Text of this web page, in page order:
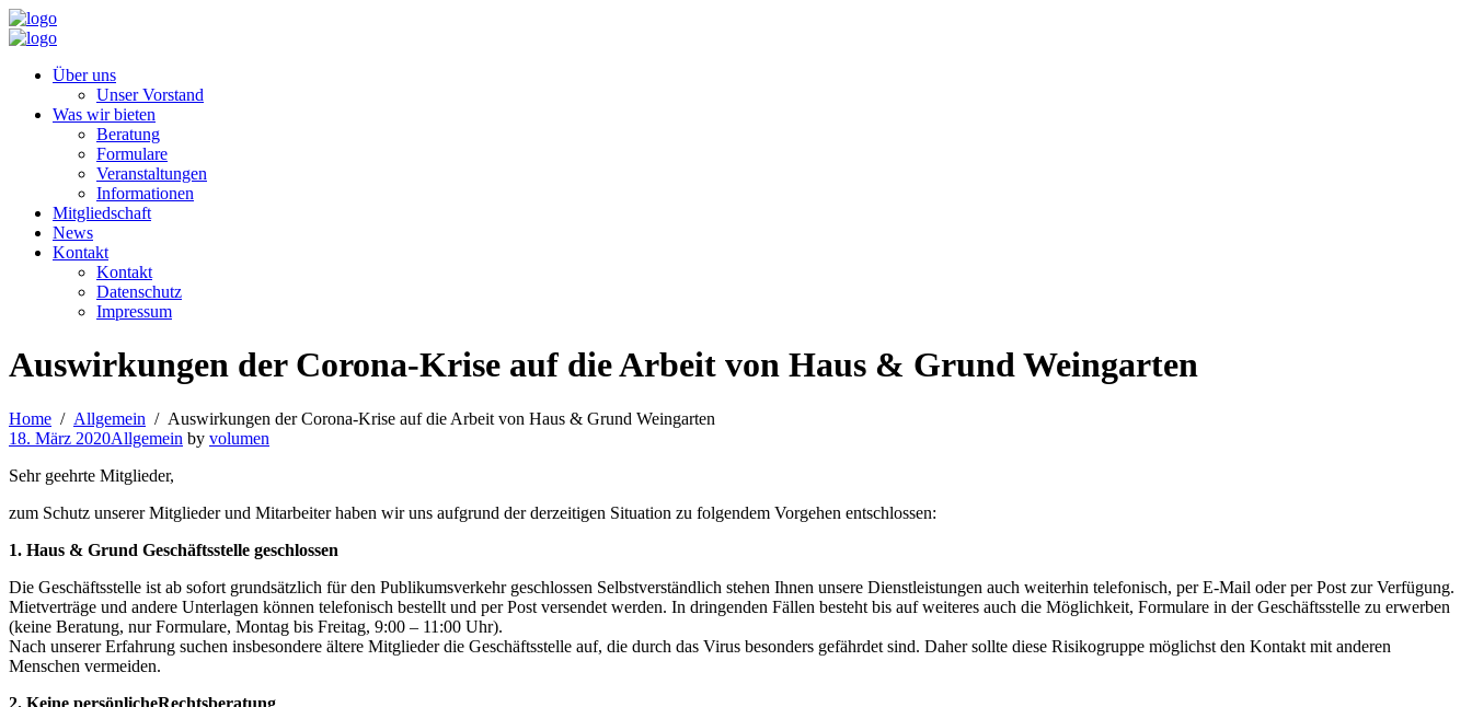
Über uns
Unser Vorstand
Was wir bieten
Beratung
Formulare
Veranstaltungen
Informationen
Mitgliedschaft
News
Kontakt
Kontakt
Datenschutz
Impressum
Auswirkungen der Corona-Krise auf die Arbeit von Haus & Grund Weingarten
Home Allgemein
Auswirkungen der Corona-Krise auf die Arbeit von Haus & Grund Weingarten
18. März 2020Allgemein by volumen
Sehr geehrte Mitglieder,
zum Schutz unserer Mitglieder und Mitarbeiter haben wir uns aufgrund der derzeitigen Situation zu folgendem Vorgehen entschlossen:
1. Haus & Grund Geschäftsstelle geschlossen
Die Geschäftsstelle ist ab sofort grundsätzlich fürden Publikumsverkehr geschlossen Selbstverständlich stehen Ihnen unsere Dienstleistungen auch weiterhin telefonisch, perE-Mail oderperPost zur Verfügung.
Mietverträge und andere Unterlagen können telefonisch bestellt und per Post versendet werden. In dringenden Fällen besteht bis aufweiteres auch die Möglichkeit, Formulare in derGeschäftsstelle zu erwerben
(keine Beratung, nur Formulare, Montag bis Freitag, 9:00 – 11:00 Uhr).
Nach unsererErfahrung suchen insbesondere ältere Mitgliederdie Geschäftsstelle auf, die durch das Virus besonders gefährdet sind. Dahersollte diese Risikogruppe möglichst den Kontakt mit anderen
Menschen vermeiden.
2. Keine persönlicheRechtsberatung